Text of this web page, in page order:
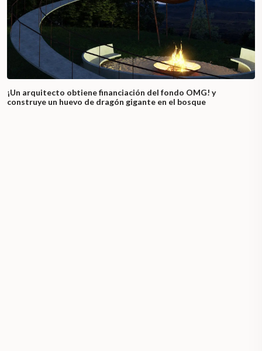
¡Un arquitecto obtiene financiación del fondo OMG! y
construye un huevo de dragón gigante en el bosque